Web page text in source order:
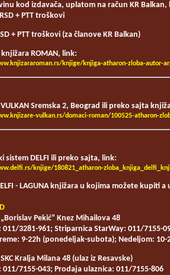
kod izdavača, uplatom na račun KR Balkan,
+ PTT troškovi
+ PTT troškovi (za članove KR Balkan)
ROMAN, link:
knjige/knjiga-atharon-zloba-autor-
Sremska 2, Beograd ili preko sajta
vulkan.rs/domaci-roman/100525-atharon-
sistem DELFI ili preko sajta, link:
knjige/180821_atharon-
- LAGUNA knjižara u kojima možete kupiti
Pekić“ Knez Mihailova 48
3281-961; Striparnica StarWay: 011/7155-
9-22h (ponedeljak-subota); Nedeljom: 10-
Kralja Milana 48 (ulaz iz Resavske)
7155-043; Prodaja ulaznica: 011/7155-806